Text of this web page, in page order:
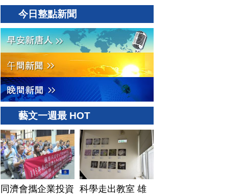
今日整點新聞
藝文一週最 HOT
同濟會攜企業投資 科學走出教室 雄